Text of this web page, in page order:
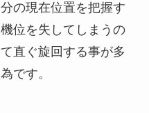
の現在位置を把握す
位を失してしまうの
直ぐ旋回する事が多
です。